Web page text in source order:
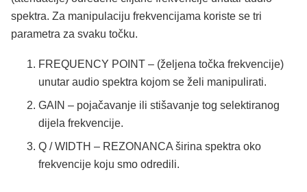
spektra. Za manipulaciju frekvencijama koriste se tri
parametra za svaku točku.
FREQUENCY POINT – (željena točka frekvencije)
unutar audio spektra kojom se želi manipulirati.
GAIN – pojačavanje ili stišavanje tog selektiranog
dijela frekvencije.
Q / WIDTH – REZONANCA širina spektra oko
frekvencije koju smo odredili.